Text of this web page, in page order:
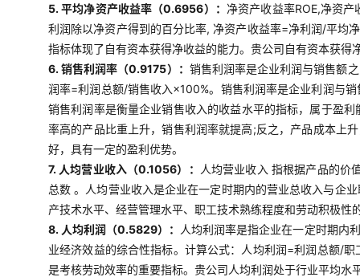
5. 平均净资产收益率（0.6956）： 净资产收益率ROE,净资
利润除以净资产得到的百分比率, 净资产收益率=净利润/平均
指标体现了自有资本获得净收益的能力。贵公司自有资本获
6. 销售利润率（0.9175）： 销售利润率是企业利润与销售额
润率=利润总额/销售收入×100%。销售利润率是企业利润与
销售利润率是衡量企业销售收入的收益水平的指标，属于盈
率高的产品比重上升，销售利润率就提高;反之，产品成本上
好，具有一定的盈利优势。
7. 人均营业收入（0.1056）：
人均营业收入 指根据产品的价
总数 。人均营业收入是企业在一定时期内的营业总收入与企
产技术水平、经营管理水平、职工技术熟练程度和劳动积极
8. 人均利润（0.5829）：
人均利润率是指企业在一定时期内
业经济效益的综合性指标。计算公式：人均利润=利润总额/
是考核劳动效率的重要指标。贵公司人均利润处于行业平均